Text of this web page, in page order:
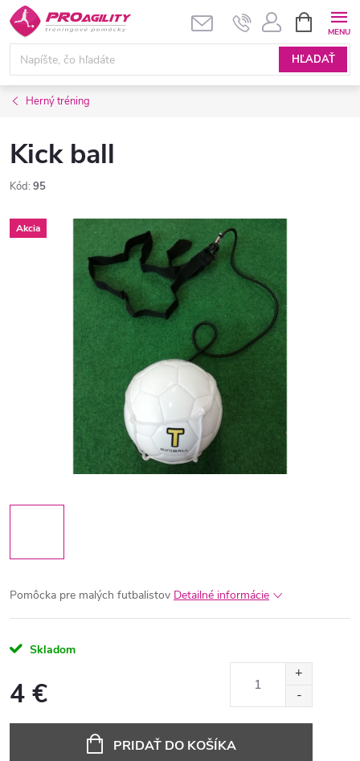
Prejsť
na
obsah
HĽADAŤ
KOŠÍK
Herný tréning
Kick ball
Kód: 95
Akcia
Pomôcka pre malých futbalistov Detailné informácie
Skladom
4 €
PRIDAŤ DO KOŠÍKA